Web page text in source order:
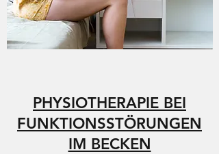
PHYSIOTHERAPIE BEI
FUNKTIONSSTÖRUNGEN
IM BECKEN